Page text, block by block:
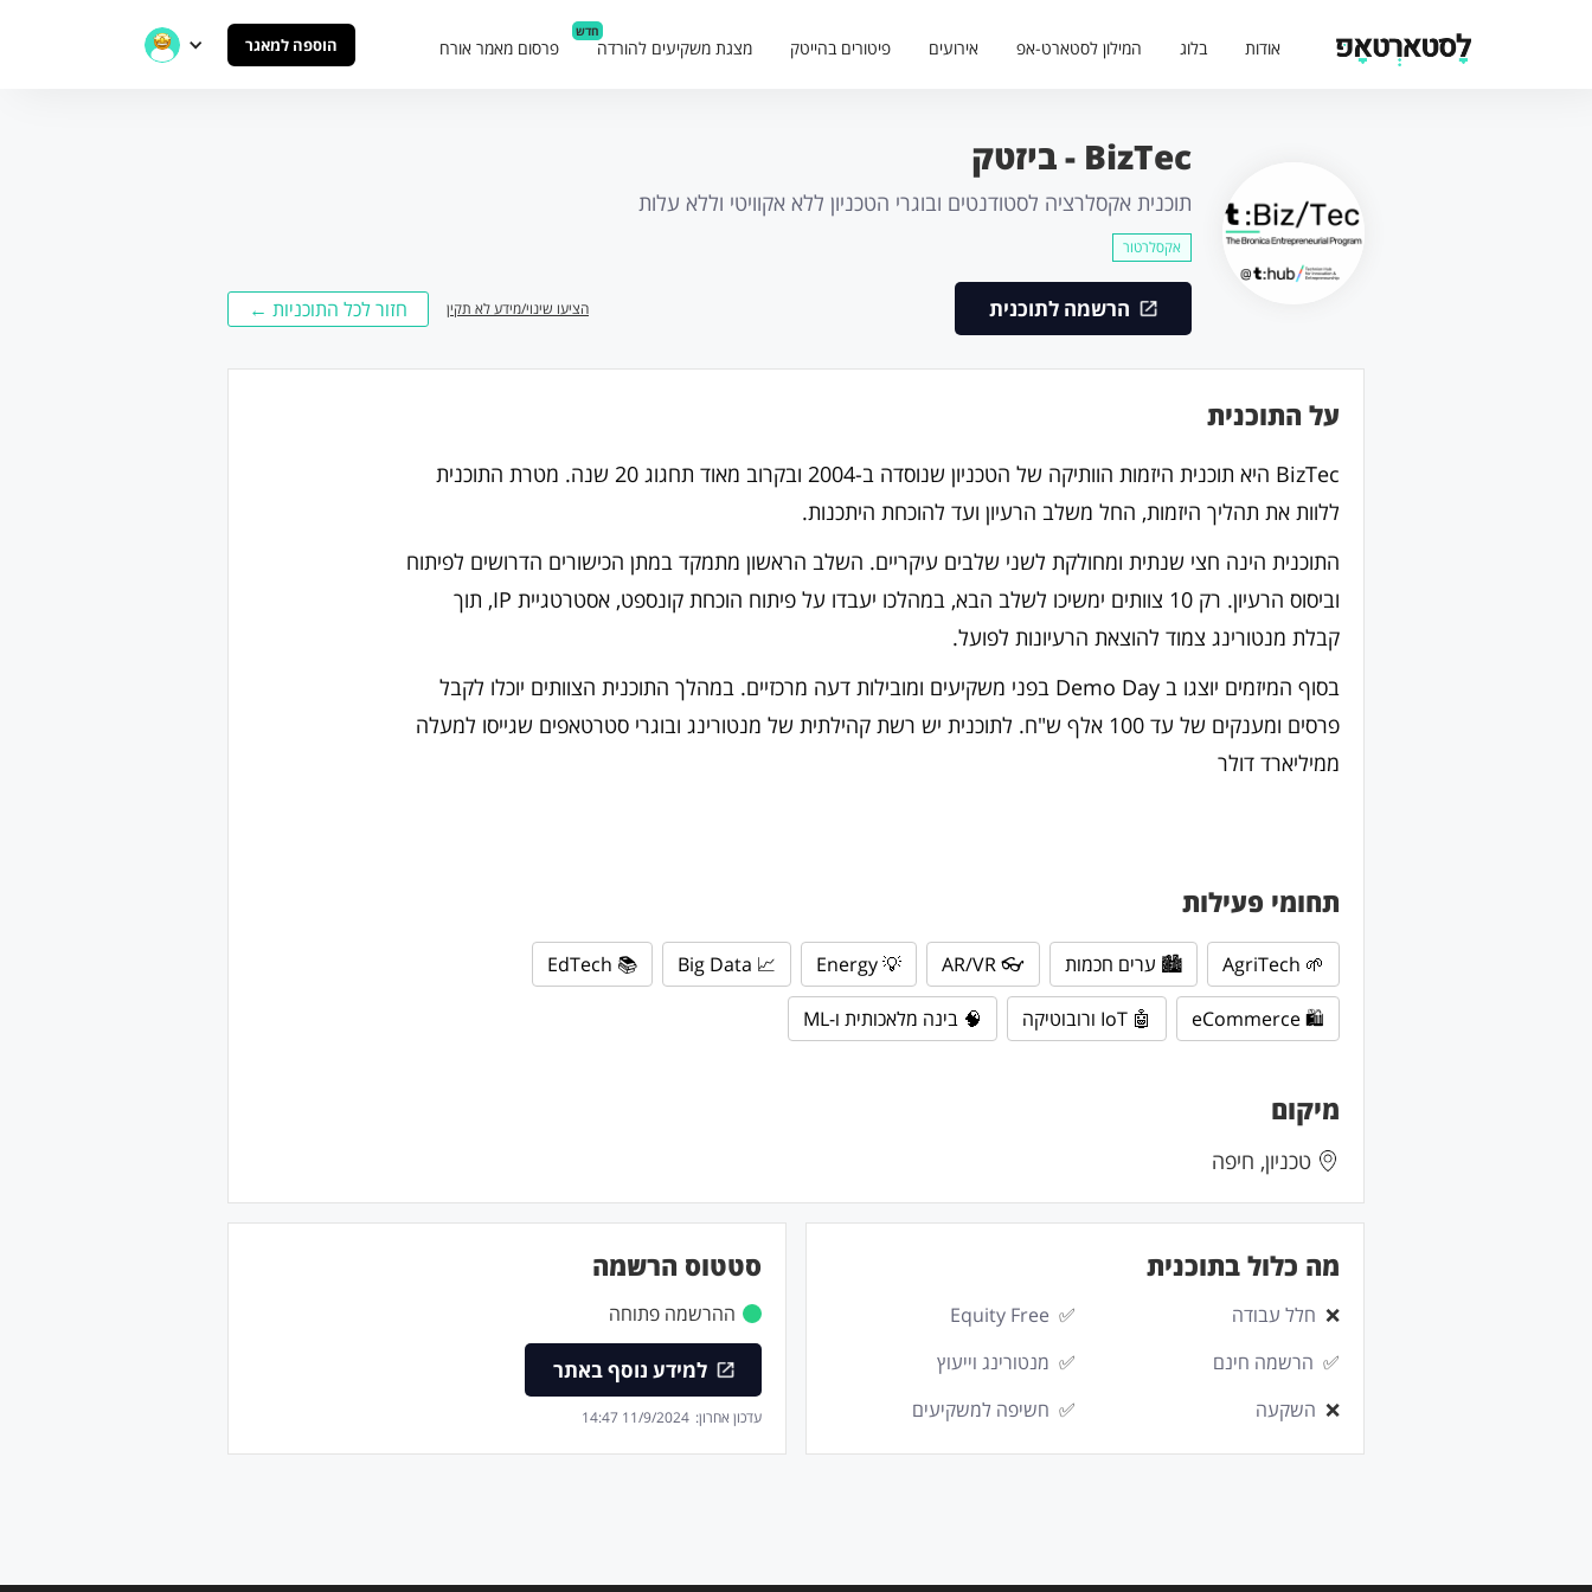
אודות בלוג המילון לסטארט-אפ אירועים פיטורים בהייטק מצגת משקיעים להורדה
חדש
פרסום מאמר אורח הוספה למאגר
BizTec - ביזטק
תוכנית אקסלרציה לסטודנטים ובוגרי הטכניון ללא אקוויטי וללא עלות
אקסלרטור
הרשמה לתוכנית הציעו שינוי/מידע לא תקין חזור לכל התוכניות ←
על התוכנית
BizTec היא תוכנית היזמות הוותיקה של הטכניון שנוסדה ב-2004 ובקרוב מאוד תחגוג 20 שנה. מטרת התוכנית
ללוות את תהליך היזמות, החל משלב הרעיון ועד להוכחת היתכנות.
התוכנית הינה חצי שנתית ומחולקת לשני שלבים עיקריים. השלב הראשון מתמקד במתן הכישורים הדרושים לפיתוח
וביסוס הרעיון. רק 10 צוותים ימשיכו לשלב הבא, במהלכו יעבדו על פיתוח הוכחת קונספט, אסטרטגיית IP, תוך
קבלת מנטורינג צמוד להוצאת הרעיונות לפועל.
בסוף המיזמים יוצגו ב Demo Day בפני משקיעים ומובילות דעה מרכזיים. במהלך התוכנית הצוותים יוכלו לקבל
פרסים ומענקים של עד 100 אלף ש"ח. לתוכנית יש רשת קהילתית של מנטורינג ובוגרי סטרטאפים שגייסו למעלה
ממיליארד דולר
תחומי פעילות
🌱 AgriTech 🏙 ערים חכמות 👓 AR/VR
💡 Energy
📈 Big Data
📚 EdTech
🛍 eCommerce 🤖 IoT ורובוטיקה 🧠 בינה מלאכותית ו-ML
מיקום
טכניון, חיפה
מה כלול בתוכנית
❌ חלל עבודה ✅
Equity Free
✅ הרשמה חינם ✅ מנטורינג וייעוץ
❌ השקעה ✅ חשיפה למשקיעים
סטטוס הרשמה
ההרשמה פתוחה
למידע נוסף באתר
עדכון אחרון: 11/9/2024 14:47